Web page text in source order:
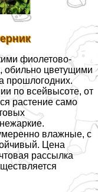
фиолетово-
обильно цветущими
прошлогодних.
по всейвысоте, от
растение само
влажные, с
Цена
рассылка